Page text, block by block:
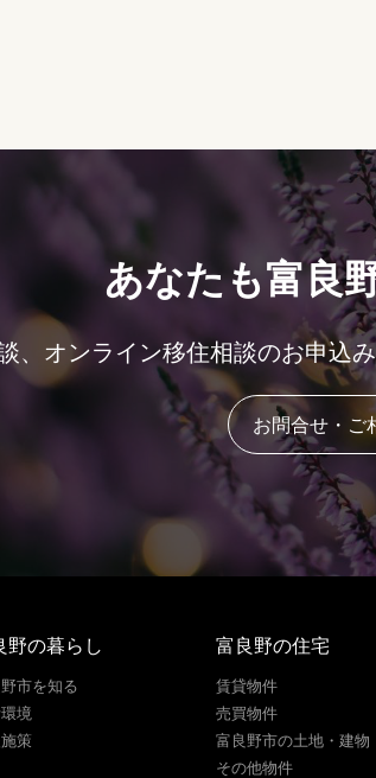
あなたも富良
、オンライン移住相談のお申込
お問合せ・ご
野の暮らし
市を知る
境
策
富良野の住宅
賃貸物件
売買物件
富良野市の土地・建物
その他物件